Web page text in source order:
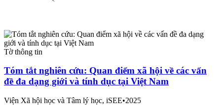
Tờ thông tin
Tóm tắt nghiên cứu: Quan điểm xã hội về các vấn
đề đa dạng giới và tính dục tại Việt Nam
Viện Xã hội học và Tâm lý học, iSEE•2025